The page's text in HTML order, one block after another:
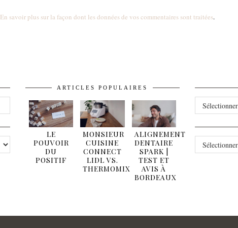
En savoir plus sur la façon dont les données de vos commentaires sont traitées.
ARTICLES POPULAIRES
LE
POUVOIR
DU
POSITIF
MONSIEUR
CUISINE
CONNECT
LIDL VS.
THERMOMIX
ALIGNEMENT
DENTAIRE
SPARK |
TEST ET
AVIS À
BORDEAUX